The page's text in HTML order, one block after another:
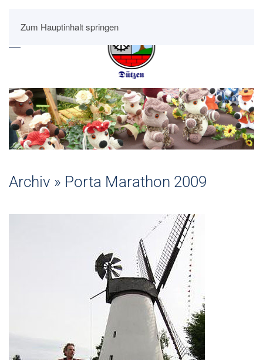
Zum Hauptinhalt springen
Archiv » Porta Marathon 2009